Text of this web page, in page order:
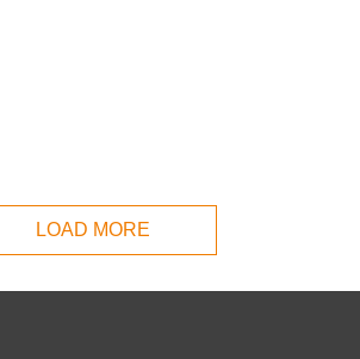
LOAD MORE